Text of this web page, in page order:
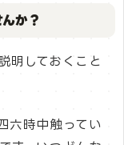
か？
明しておくこと
六時中触ってい